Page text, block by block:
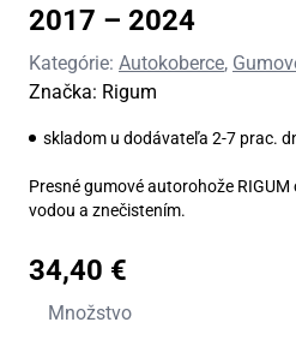
2017 – 2024
Kategórie: Autokoberce,
Značka: Rigum
skladom u dodávateľa 2-7 prac.
Presné gumové autorohože
vodou a znečistením.
34,40 €
Množstvo
množstvo